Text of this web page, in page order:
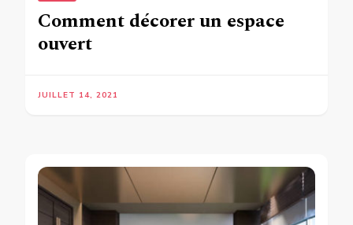
Comment décorer un espace
ouvert
JUILLET 14, 2021